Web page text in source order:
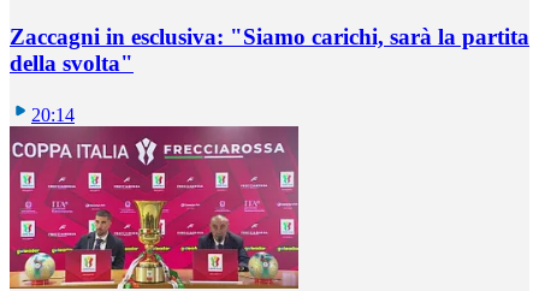
Zaccagni in esclusiva: "Siamo carichi, sarà la partita
della svolta"
20:14